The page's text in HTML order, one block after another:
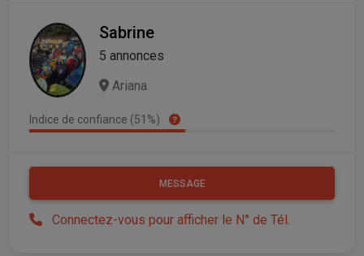
Sabrine
5 annonces
Ariana
Indice de confiance (51%)
MESSAGE
Connectez-vous pour afficher le N° de Tél.